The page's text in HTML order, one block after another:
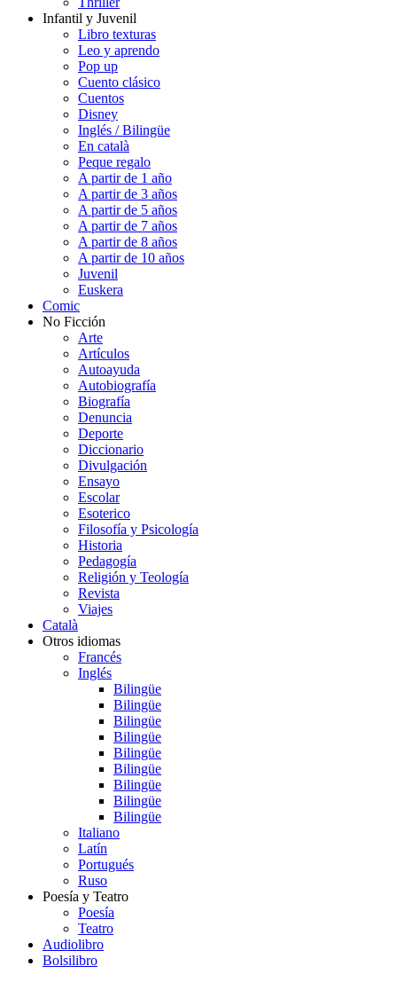
Infantil y Juvenil
Libro texturas
Leo y aprendo
Pop up
Cuento clásico
Cuentos
Disney
Inglés / Bilingüe
En català
Peque regalo
A partir de 1 año
A partir de 3 años
A partir de 5 años
A partir de 7 años
A partir de 8 años
A partir de 10 años
Juvenil
Euskera
Comic
No Ficción
Arte
Artículos
Autoayuda
Autobiografía
Biografía
Denuncia
Deporte
Diccionario
Divulgación
Ensayo
Escolar
Esoterico
Filosofía y Psicología
Historia
Pedagogía
Religión y Teología
Revista
Viajes
Català
Otros idiomas
Francés
Inglés
Bilingüe
Bilingüe
Bilingüe
Bilingüe
Bilingüe
Bilingüe
Bilingüe
Bilingüe
Bilingüe
Italiano
Latín
Portugués
Ruso
Poesía y Teatro
Poesía
Teatro
Audiolibro
Bolsilibro